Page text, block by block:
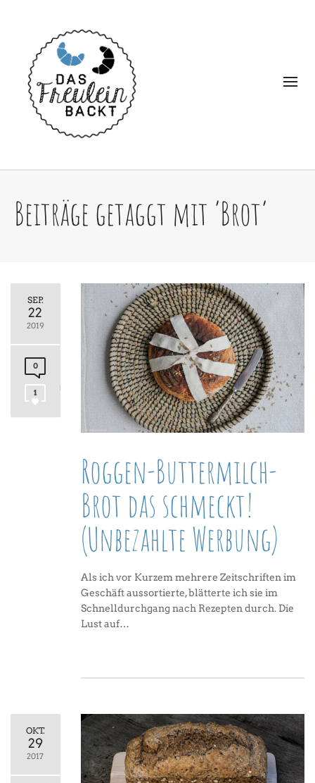
Beiträge getaggt mit ‘Brot’
SEP.
22
2019
0
1
Roggen-Buttermilch-
Brot das schmeckt!
(Unbezahlte Werbung)
Als ich vor Kurzem mehrere Zeitschriften im
Geschäft aussortierte, blätterte ich sie im
Schnelldurchgang nach Rezepten durch. Die
Lust auf…
OKT.
29
2017